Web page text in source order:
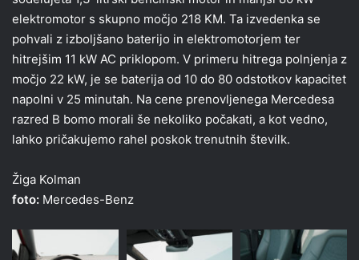
elektromotor s skupno močjo 218 KM. Ta izvedenka se
pohvali z izboljšano baterijo in elektromotorjem ter
hitrejšim 11 kW AC priklopom. V primeru hitrega polnjenja z
močjo 22 kW, je se baterija od 10 do 80 odstotkov kapacitet
napolni v 25 minutah. Na cene prenovljenega Mercedesa
razred B bomo morali še nekoliko počakati, a kot vedno,
lahko pričakujemo rahel poskok trenutnih številk.
Žiga Kolman
foto: Mercedes-Benz